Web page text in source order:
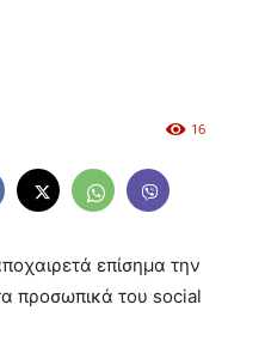
16
επίσημα την
προσωπικά του social